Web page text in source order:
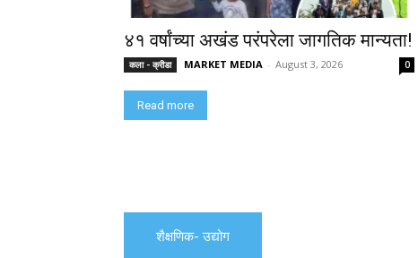
४१ वर्षांच्या अखंड परंपरेला जागतिक मान्यता!
कला - क्रीडा MARKET MEDIA - August 3, 2026 0
Read more
शैक्षणिक- उद्योग